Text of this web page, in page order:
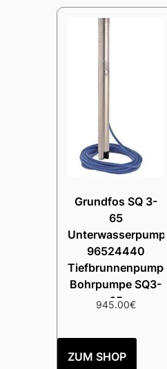
Grundfos SQ 3-
65
Unterwasserpumpe
96524440
Tiefbrunnenpumpe,
Bohrpumpe SQ3-
65
945.00€
ZUM SHOP